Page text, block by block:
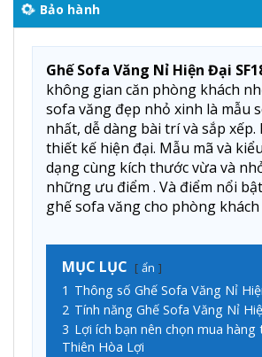
Bảo hành
Ghế Sofa Văng Nỉ Hiện Đại
không gian căn phòng khách
sofa văng đẹp nhỏ xinh là mẫu
nhất, dễ dàng bài trí và sắp xếp.
thiết kế hiện đại. Mẫu mã và
dạng cùng kích thước vừa và
những ưu điểm . Và điểm nổi
ghế sofa văng cho phòng khách
MỤC LỤC ẩn
1 Thông số Ghế Sofa Văng Nỉ
2 Tính năng Ghế Sofa Văng Nỉ
3 Lợi ích bạn nên chọn mua
Thiên Hòa Lợi